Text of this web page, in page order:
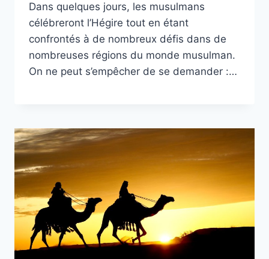
Dans quelques jours, les musulmans
célébreront l’Hégire tout en étant
confrontés à de nombreux défis dans de
nombreuses régions du monde musulman.
On ne peut s’empêcher de se demander :…